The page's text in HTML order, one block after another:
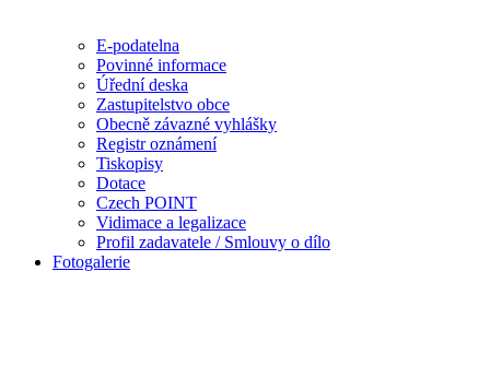
E-podatelna
Povinné informace
Úřední deska
Zastupitelstvo obce
Obecně závazné vyhlášky
Registr oznámení
Tiskopisy
Dotace
Czech POINT
Vidimace a legalizace
Profil zadavatele / Smlouvy o dílo
Fotogalerie